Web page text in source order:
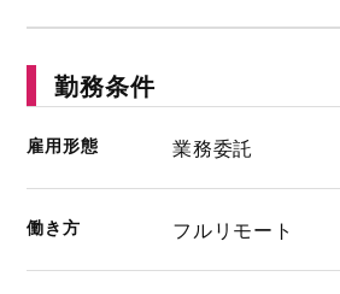
勤務条件
雇用形態 業務委託
働き方 フルリモート